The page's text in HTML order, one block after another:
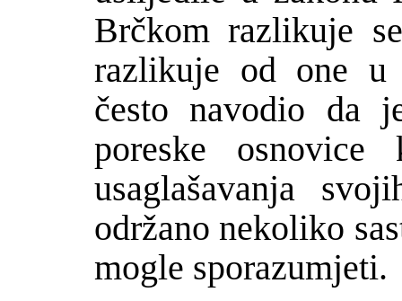
Brčkom razlikuje
razlikuje od one u
često navodio da
poreske
usaglašavanja
održano nekoliko
mogle sporazumjeti.